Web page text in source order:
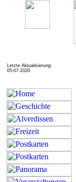
Letzte Aktualisierung:
05-07-2020